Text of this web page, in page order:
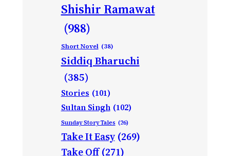
Shishir Ramawat
(988)
Short Novel (38)
Siddiq Bharuchi
(385)
Stories (101)
Sultan Singh (102)
Sunday Story Tales (26)
Take It Easy (269)
Take Off (271)